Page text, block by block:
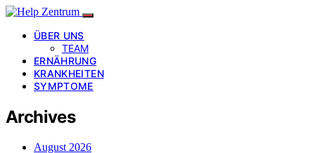
ÜBER UNS
TEAM
ERNÄHRUNG
KRANKHEITEN
SYMPTOME
Archives
August 2026